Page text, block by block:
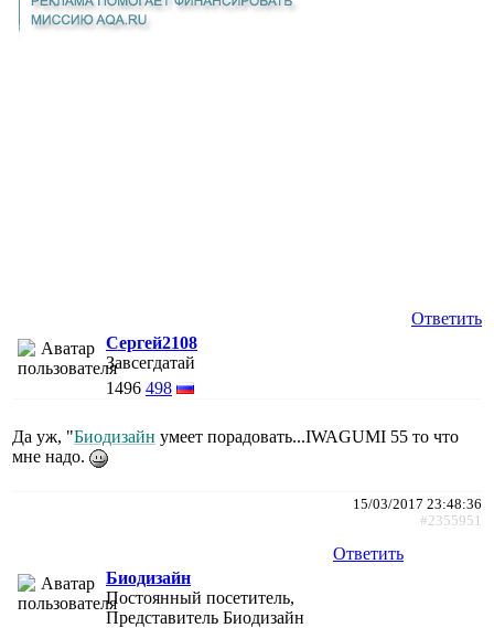
Ответить
Сергей2108
Завсегдатай
1496 498
Да уж, "Биодизайн умеет порадовать...IWAGUMI 55 то что
мне надо.
15/03/2017 23:48:36
#2355951
Ответить
Биодизайн
Постоянный посетитель,
Представитель Биодизайн